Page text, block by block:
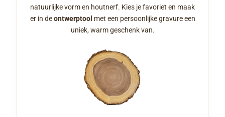
natuurlijke vorm en houtnerf. Kies je favoriet en maak
er in deontwerptool met een persoonlijke gravure een
uniek, warm geschenk van.